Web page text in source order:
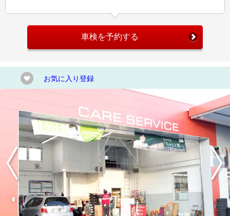
車検を予約する
お気に入り登録